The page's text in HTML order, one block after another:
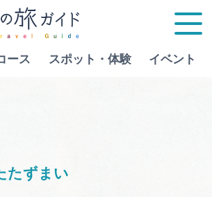
ース スポット・体験 イベント
たずまい